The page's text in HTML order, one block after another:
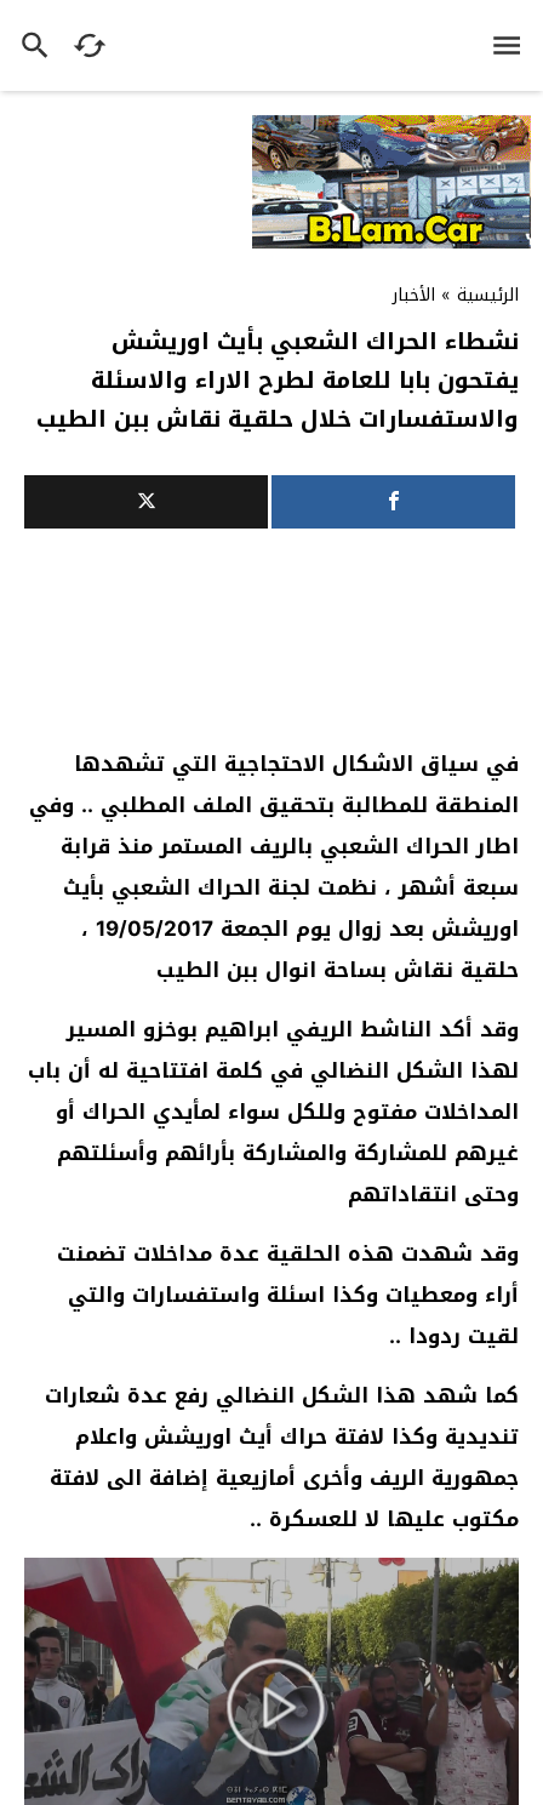
الرئيسية » الأخبار
نشطاء الحراك الشعبي بأيث اوريشش
يفتحون بابا للعامة لطرح الاراء والاسئلة
والاستفسارات خلال حلقية نقاش ببن الطيب
في سياق الاشكال الاحتجاجية التي تشهدها
المنطقة للمطالبة بتحقيق الملف المطلبي .. وفي
اطار الحراك الشعبي بالريف المستمر منذ قرابة
سبعة أشهر ، نظمت لجنة الحراك الشعبي بأيث
اوريشش بعد زوال يوم الجمعة 19/05/2017 ،
حلقية نقاش بساحة انوال ببن الطيب
وقد أكد الناشط الريفي ابراهيم بوخزو المسير
لهذا الشكل النضالي في كلمة افتتاحية له أن باب
المداخلات مفتوح وللكل سواء لمأيدي الحراك أو
غيرهم للمشاركة والمشاركة بأرائهم وأسئلتهم
وحتى انتقاداتهم
وقد شهدت هذه الحلقية عدة مداخلات تضمنت
أراء ومعطيات وكذا اسئلة واستفسارات والتي
لقيت ردودا ..
كما شهد هذا الشكل النضالي رفع عدة شعارات
تنديدية وكذا لافتة حراك أيث اوريشش واعلام
جمهورية الريف وأخرى أمازيعية إضافة الى لافتة
مكتوب عليها لا للعسكرة ..